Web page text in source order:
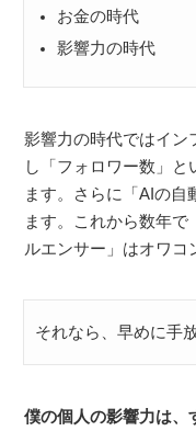
お金の時代
影響力の時代
影響力の時代ではイン
し「フォロワー数」
ます。さらに「AIの
ます。これから数年で
ルエンサー」はオワコ
それなら、早めに手
僕の個人の影響力は、